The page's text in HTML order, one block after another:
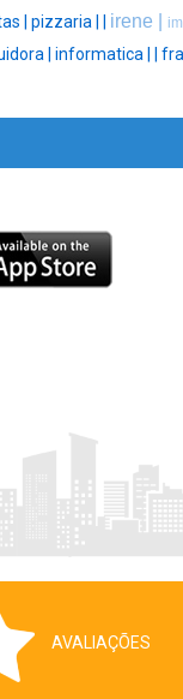
| pizzaria | irene |
| informatica |
AVALIAÇÕES